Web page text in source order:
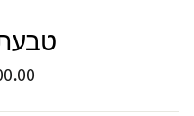
מחיר
₪